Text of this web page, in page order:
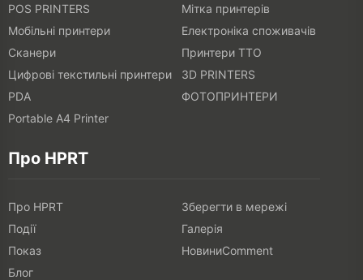
POS PRINTERS
Мітка принтерів
Мобільні принтери
Електроніка споживачів
Сканери
Принтери TTO
Цифрові текстильні принтери
3D PRINTERS
PDA
ФОТОПРИНТЕРИ
Portable A4 Printer
Про HPRT
Про HPRT
Зберегти в мережі
Події
Галерія
Показ
НовиниComment
Блог